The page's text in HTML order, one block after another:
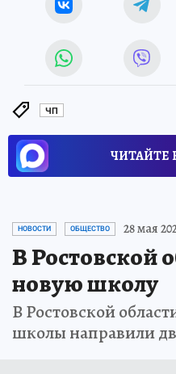
ЧП
ЧИТАЙТЕ
НОВОСТИ ОБЩЕСТВО 28 мая
В Ростовской
новую школу
В Ростовской
школы направили